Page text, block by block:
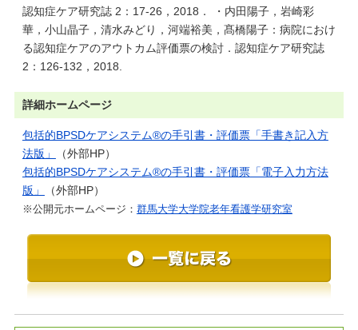
認知症ケア研究誌 2：17-26，2018． ・内田陽子，岩崎彩
華，小山晶子，清水みどり，河端裕美，髙橋陽子：病院におけ
る認知症ケアのアウトカム評価票の検討．認知症ケア研究誌
2：126-132，2018.
詳細ホームページ
包括的BPSDケアシステム®の手引書・評価票「手書き記入方
法版」
（外部HP）
包括的BPSDケアシステム®の手引書・評価票「電子入力方法
版」
（外部HP）
※公開元ホームページ： 群馬大学大学院老年看護学研究室